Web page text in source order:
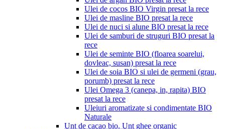
Ulei de cocos BIO Virgin presat la rece
Ulei de masline BIO presat la rece
Ulei de nuci si alune BIO presat la rece
Ulei de samburi de struguri BIO presat la
rece
Ulei de seminte BIO (floarea soarelui,
dovleac, susan) presat la rece
Ulei de soia BIO si ulei de germeni (grau,
porumb) presat la rece
Ulei Omega 3 (canepa, in, rapita) BIO
presat la rece
Uleiuri aromatizate si condimentate BIO
Naturale
Unt de cacao bio. Unt ghee organic